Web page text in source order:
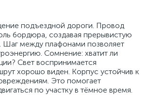
подъездной дороги. Провод
бордюра, создавая прерывистую
Шаг между плафонами позволяет
Сомнение: хватит ли
Свет воспринимается
хорошо виден. Корпус устойчив к
Это помогает
по участку в тёмное время.